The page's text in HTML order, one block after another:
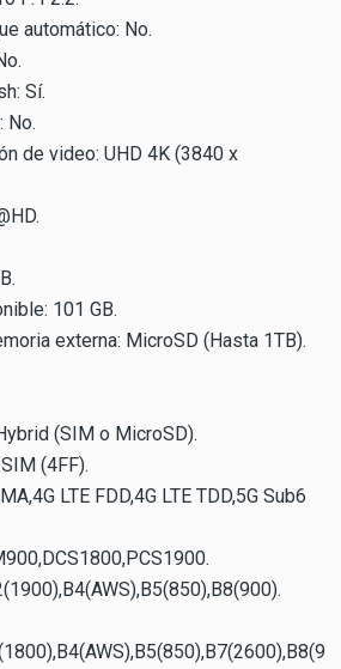
automático: No.
Sí.
No.
de video: UHD 4K (3840 x
101 GB.
externa: MicroSD (Hasta 1TB).
(SIM o MicroSD).
(4FF).
LTE FDD,4G LTE TDD,5G Sub6